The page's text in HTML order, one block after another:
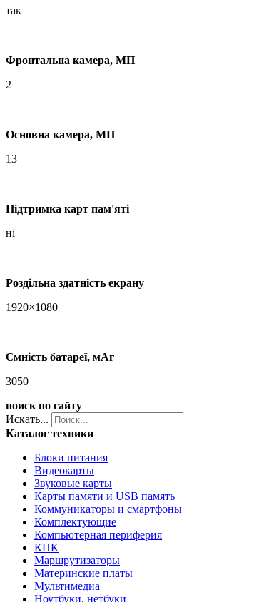
так
Фронтальна камера, МП
2
Основна камера, МП
13
Підтримка карт пам'яті
ні
Роздільна здатність екрану
1920×1080
Ємність батареї, мАг
3050
поиск по сайту
Искать...
Каталог техники
Блоки питания
Видеокарты
Звуковые карты
Карты памяти и USB память
Коммуникаторы и смартфоны
Комплектующие
Компьютерная периферия
КПК
Маршрутизаторы
Материнские платы
Мультимедиа
Ноутбуки, нетбуки